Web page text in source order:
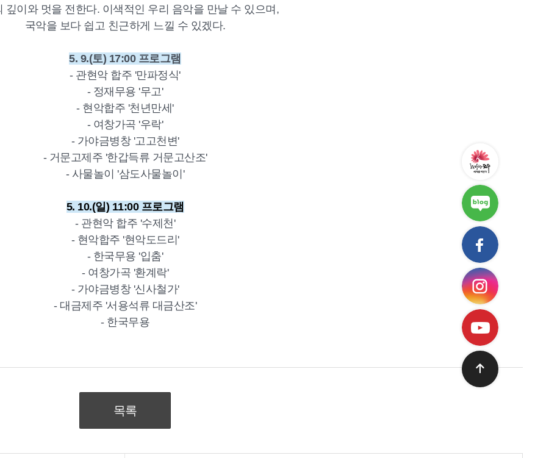
깊이와 멋을 전한다. 이색적인 우리 음악을 만날 수 있으며,
국악을 보다 쉽고 친근하게 느낄 수 있겠다.
5. 9.(토) 17:00 프로그램
- 관현악 합주 '만파정식'
- 정재무용 '무고'
- 현악합주 '천년만세'
- 여창가곡 '우락'
- 가야금병창 '고고천변'
- 거문고제주 '한갑득류 거문고산조'
- 사물놀이 '삼도사물놀이'
5. 10.(일) 11:00 프로그램
- 관현악 합주 '수제천'
- 현악합주 '현악도드리'
- 한국무용 '입춤'
- 여창가곡 '환계락'
- 가야금병창 '신사철가'
- 대금제주 '서용석류 대금산조'
- 한국무용
목록